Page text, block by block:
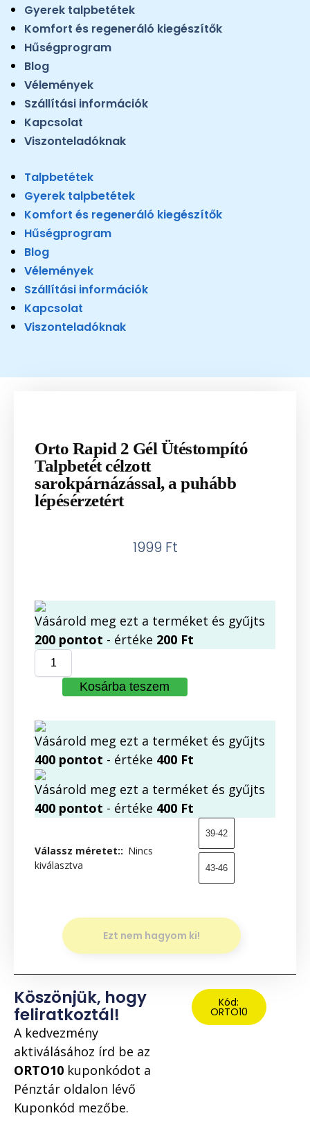
Gyerek talpbetétek
Komfort és regeneráló kiegészítők
Hűségprogram
Blog
Vélemények
Szállítási információk
Kapcsolat
Viszonteladóknak
Talpbetétek
Gyerek talpbetétek
Komfort és regeneráló kiegészítők
Hűségprogram
Blog
Vélemények
Szállítási információk
Kapcsolat
Viszonteladóknak
Orto Rapid 2 Gél Ütéstompító
Talpbetét célzott
sarokpárnázással, a puhább
lépésérzetért
1999 Ft
Vásárold meg ezt a terméket és gyűjts
200 pontot - értéke 200 Ft
Kosárba teszem
Vásárold meg ezt a terméket és gyűjts
400 pontot - értéke 400 Ft
Vásárold meg ezt a terméket és gyűjts
400 pontot - értéke 400 Ft
Válassz méretet:: Nincs
kiválasztva
39-42
43-46
Ezt nem hagyom ki!
Köszönjük, hogy
feliratkoztál!
A kedvezmény
aktiválásához írd be az
ORTO10 kuponkódot a
Pénztár oldalon lévő
Kuponkód mezőbe.
Kód:
ORTO10